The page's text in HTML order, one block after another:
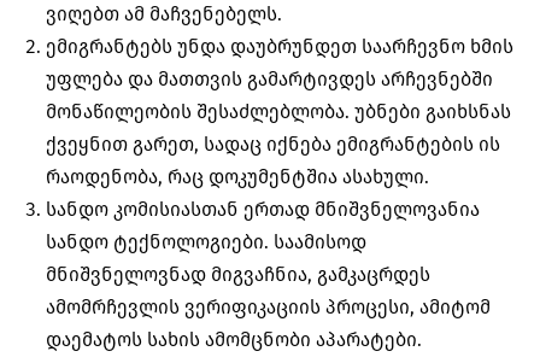
ვიღებთ ამ მაჩვენებელს.
ემიგრანტებს უნდა დაუბრუნდეთ საარჩევნო ხმის
უფლება და მათთვის გამარტივდეს არჩევნებში
მონაწილეობის შესაძლებლობა. უბნები გაიხსნას
ქვეყნით გარეთ, სადაც იქნება ემიგრანტების ის
რაოდენობა, რაც დოკუმენტშია ასახული.
სანდო კომისიასთან ერთად მნიშვნელოვანია
სანდო ტექნოლოგიები. საამისოდ
მნიშვნელოვნად მიგვაჩნია, გამკაცრდეს
ამომრჩევლის ვერიფიკაციის პროცესი, ამიტომ
დაემატოს სახის ამომცნობი აპარატები.